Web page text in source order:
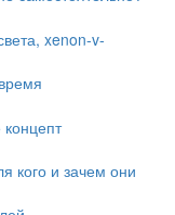
xenon-v-
кого и зачем они